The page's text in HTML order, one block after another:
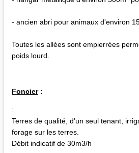
- ancien abri pour animaux d'environ
Toutes les allées sont empierrées
poids lourd.
Foncier:
:
Terres de qualité, d'un seul tenant,
forage sur les terres.
Débit indicatif de 30m3/h